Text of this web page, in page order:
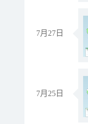
7月27日
7月25日